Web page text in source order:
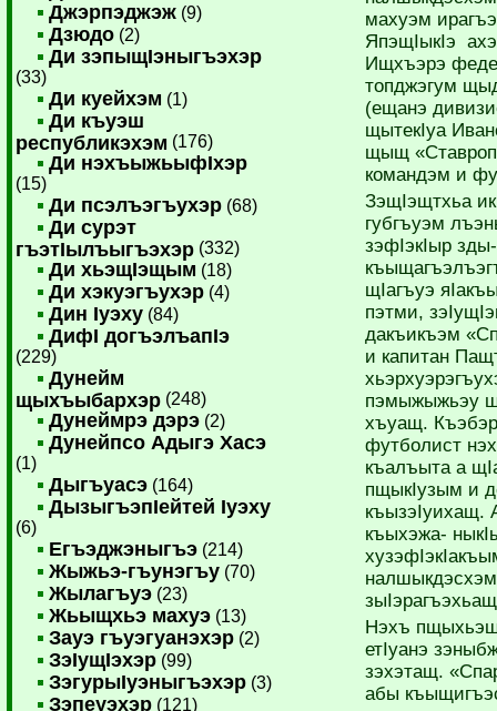
Джэрпэджэж (9)
Дзюдо (2)
Ди зэпыщIэныгъэхэр
(33)
Ди куейхэм (1)
Ди къуэш
республикэхэм (176)
Ди нэхъыжьыфIхэр
(15)
Ди псэлъэгъухэр (68)
Ди сурэт
гъэтIылъыгъэхэр (332)
Ди хьэщIэщым (18)
Ди хэкуэгъухэр (4)
Дин Iуэху (84)
ДифI догъэлъапIэ
(229)
Дунейм
щыхъыбархэр (248)
Дунеймрэ дэрэ (2)
Дунейпсо Адыгэ Хасэ
(1)
Дыгъуасэ (164)
ДызыгъэпIейтей Iуэху
(6)
Егъэджэныгъэ (214)
Жыжьэ-гъунэгъу (70)
Жылагъуэ (23)
Жьыщхьэ махуэ (13)
Зауэ гъуэгуанэхэр (2)
ЗэIущIэхэр (99)
ЗэгурыIуэныгъэхэр (3)
Зэпеуэхэр (121)
махуэм
ЯпэщIыкIэ
Ищхъэрэ
топджэгум
(ещанэ
щытекIуа
щыщ
командэм и
ЗэщIэщтхьа
губгъуэм
зэфIэкIыр
щIагъуэ
пэтми,
дакъикъэм
и капитан
пэмыжыжьэу
хъуащ.
футболист
къалъыта а
пщыкIузым и
къызэIуихащ.
къыхэжа-
Нэхъ
етIуанэ
зэхэтащ.
абы